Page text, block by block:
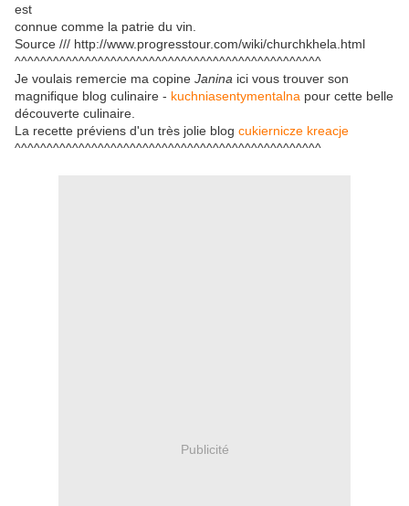
est
connue comme la patrie du vin.
Source /// http://www.progresstour.com/wiki/churchkhela.html
^^^^^^^^^^^^^^^^^^^^^^^^^^^^^^^^^^^^^^^^^^^^^^^^
Je voulais remercie ma copine Janina ici vous trouver son
magnifique blog culinaire - kuchniasentymentalna pour cette belle
découverte culinaire.
La recette préviens d'un très jolie blog cukiernicze kreacje
^^^^^^^^^^^^^^^^^^^^^^^^^^^^^^^^^^^^^^^^^^^^^^^^
Publicité